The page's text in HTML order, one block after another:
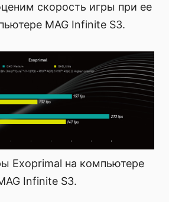
скорость игры при ее
MAG Infinite S3.
Exoprimal на компьютере
Infinite S3.